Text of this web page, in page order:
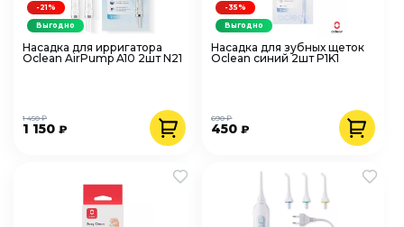
Насадка для ирригатора
Oclean AirPump A10 2шт N21
1 150 ₽
1 450 ₽
-21%
Выгодно
Насадка для зубных щеток
Oclean синий 2шт P1K1
450₽
690 ₽
-35%
Выгодно